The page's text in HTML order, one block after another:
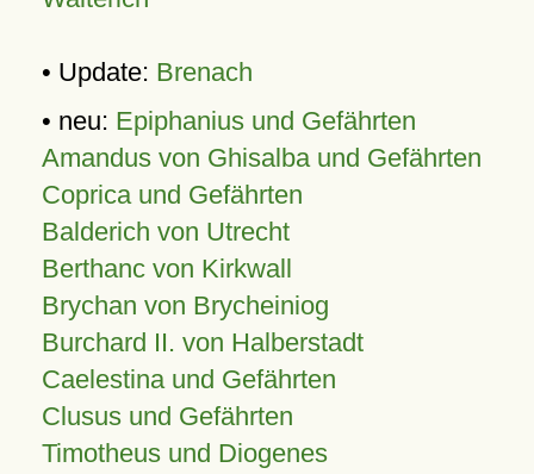
• Update: Brenach
• neu: Epiphanius und Gefährten
Amandus von Ghisalba und Gefährten
Coprica und Gefährten
Balderich von Utrecht
Berthanc von Kirkwall
Brychan von Brycheiniog
Burchard II. von Halberstadt
Caelestina und Gefährten
Clusus und Gefährten
Timotheus und Diogenes